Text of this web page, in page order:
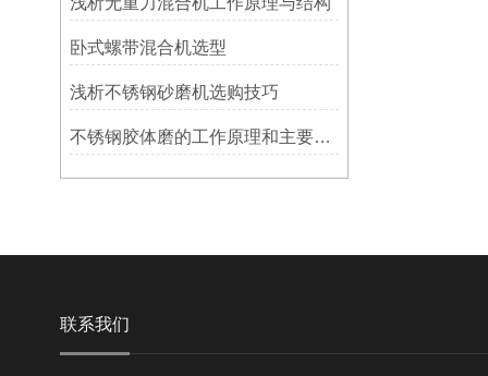
卧式螺带混合机选型
浅析不锈钢砂磨机选购技巧
不锈钢胶体磨的工作原理和主要特点
联系我们